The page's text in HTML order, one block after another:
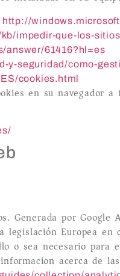
http://
impedir-que-los-
answer/61416?hl=es
y-seguridad/como-
cookies.html
en su navegador
Generada por
legislación Europea
o sea necesario
acerca de